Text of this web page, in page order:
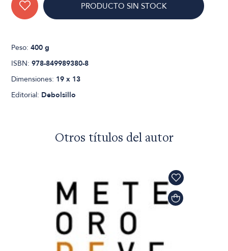
PRODUCTO SIN STOCK
Peso:400 g
ISBN:978-849989380-8
Dimensiones: 19 x 13
Editorial: Debolsillo
Otros títulos del autor